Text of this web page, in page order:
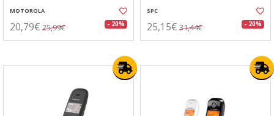
MOTOROLA
20,79€ 25,99€ - 20%
SPC
25,15€ 31,44€ - 20%